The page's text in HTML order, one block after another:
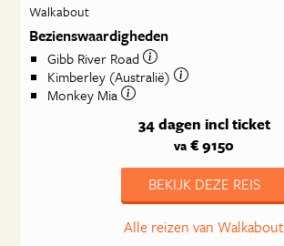
Walkabout
Bezienswaardigheden
Gibb River Road
Kimberley (Australië)
Monkey Mia
34 dagen incl ticket
va € 9150
BEKIJK DEZE REIS
Alle reizen van Walkabout